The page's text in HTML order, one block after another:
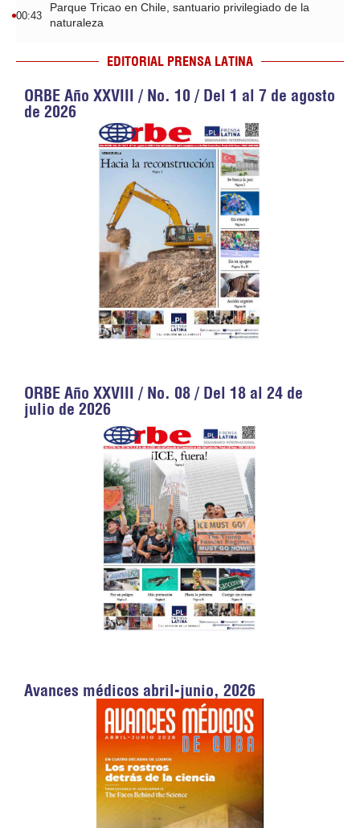
00:43
Parque Tricao en Chile, santuario privilegiado de la
naturaleza
EDITORIAL PRENSA LATINA
ORBE Año XXVIII / No. 10 / Del 1 al 7 de agosto
de 2026
ORBE Año XXVIII / No. 08 / Del 18 al 24 de
julio de 2026
Avances médicos abril-junio, 2026